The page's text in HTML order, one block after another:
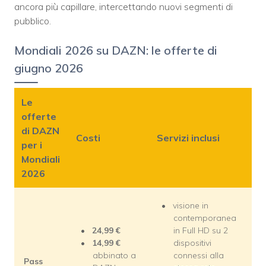
ancora più capillare, intercettando nuovi segmenti di
pubblico.
Mondiali 2026 su DAZN: le offerte di
giugno 2026
Le
offerte
di DAZN
per i
Mondiali
2026
Costi Servizi inclusi
Pass
24,99 €
14,99 €
abbinato a
visione in
contemporanea
in Full HD su 2
dispositivi
connessi alla